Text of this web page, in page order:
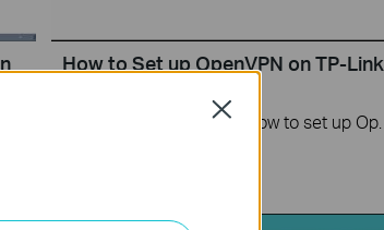
How to Set up OpenVPN on TP-Link
Close